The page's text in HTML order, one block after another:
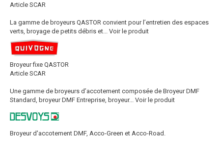
Article SCAR
La gamme de broyeurs QASTOR convient pour l’entretien des espaces
verts, broyage de petits débris et...
Voir le produit
Broyeur fixe QASTOR
Article SCAR
Une gamme de broyeurs d’accotement composée de Broyeur DMF
Standard, broyeur DMF Entreprise, broyeur...
Voir le produit
Broyeur d'accotement DMF, Acco-Green et Acco-Road.